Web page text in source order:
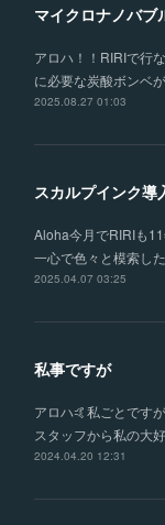
マイクロナノバ
アロハ！！RIRIで行
に必要な炭酸ボンベ
2025.08.27 01:03
スカルプインク導
Aloha今月でRIRIも
一心で色々と模索し
2025.04.07 03:25
私事ですが
アロハ🤙私ごとです
スタッフから私の大
2024.04.20 12:31